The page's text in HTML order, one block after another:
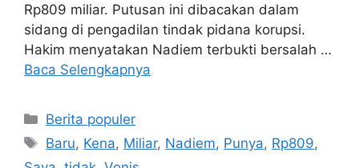
Rp809 miliar. Putusan ini dibacakan dalam
sidang di pengadilan tindak pidana korupsi.
Hakim menyatakan Nadiem terbukti bersalah …
Baca Selengkapnya
Kategori
Berita populer
Tag
Baru, Kena, Miliar, Nadiem, Punya, Rp809,